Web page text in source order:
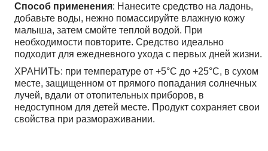
Способ применения: Нанесите средство на ладонь,
добавьте воды, нежно помассируйте влажную кожу
малыша, затем смойте теплой водой. При
необходимости повторите. Средство идеально
подходит для ежедневного ухода с первых дней жизни.
ХРАНИТЬ: при температуре от +5°C до +25°C, в сухом
месте, защищенном от прямого попадания солнечных
лучей, вдали от отопительных приборов, в
недоступном для детей месте. Продукт сохраняет свои
свойства при размораживании.